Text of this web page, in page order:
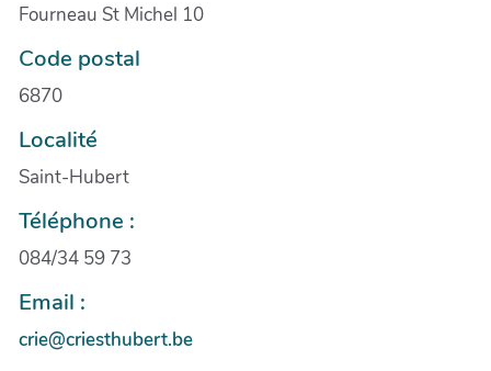
Fourneau St Michel 10
Code postal
6870
Localité
Saint-Hubert
Téléphone :
084/34 59 73
Email :
crie@criesthubert.be